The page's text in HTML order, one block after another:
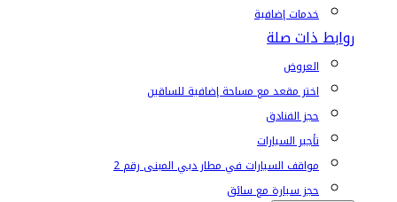
خدمات إضافية
روابط ذات صلة
العروض
اختر مقعد مع مساحة إضافية للساقين
حجز الفنادق
تأجير السيارات
مواقف السيارات في مطار دبي المبنى رقم 2
حجز سيارة مع سائق